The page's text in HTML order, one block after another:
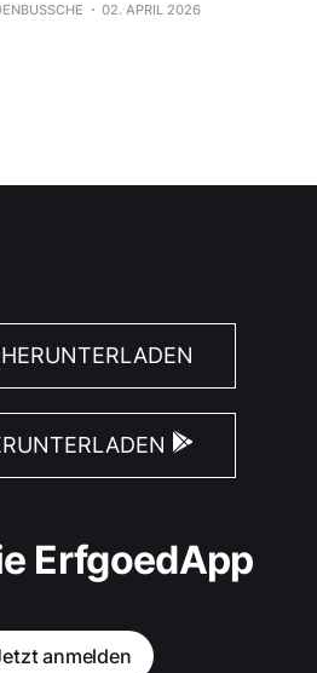
02. APRIL 2026
ErfgoedApp
anmelden